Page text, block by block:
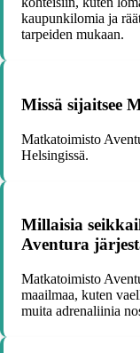
kaupunkilomia ja
tarpeiden mukaan.
Missä sijaitsee
Matkatoimisto
Helsingissä.
Millaisia
Aventura
Matkatoimisto
maailmaa, kuten
muita adrenaliinia